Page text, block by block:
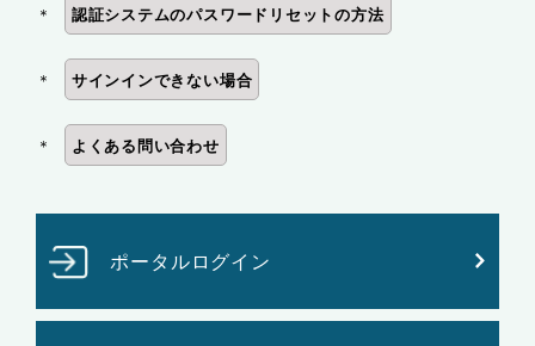
＊ 認証システムのパスワードリセットの方法
＊ サインインできない場合
＊ よくある問い合わせ
ポータルログイン